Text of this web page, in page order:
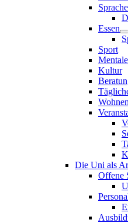
Essen
Sport
Kultur
Wohnen
Die Uni als
Offene